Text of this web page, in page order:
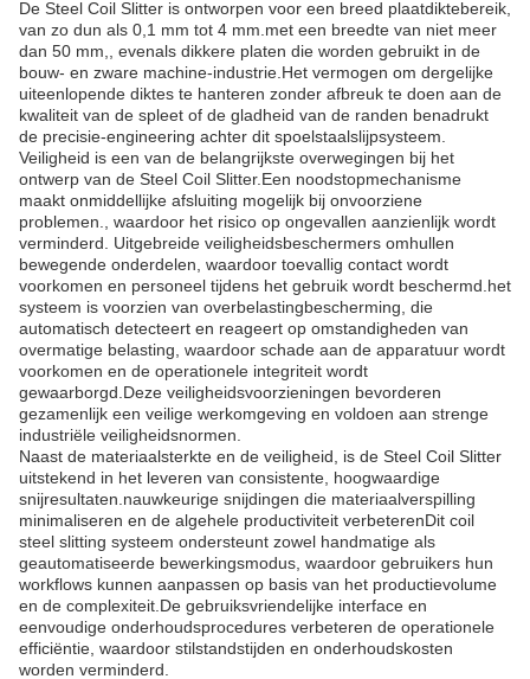
De Steel Coil Slitter is ontworpen voor een breed plaatdiktebereik,
van zo dun als 0,1 mm tot 4 mm.met een breedte van niet meer
dan 50 mm,, evenals dikkere platen die worden gebruikt in de
bouw- en zware machine-industrie.Het vermogen om dergelijke
uiteenlopende diktes te hanteren zonder afbreuk te doen aan de
kwaliteit van de spleet of de gladheid van de randen benadrukt
de precisie-engineering achter dit spoelstaalslijpsysteem.
Veiligheid is een van de belangrijkste overwegingen bij het
ontwerp van de Steel Coil Slitter.Een noodstopmechanisme
maakt onmiddellijke afsluiting mogelijk bij onvoorziene
problemen., waardoor het risico op ongevallen aanzienlijk wordt
verminderd. Uitgebreide veiligheidsbeschermers omhullen
bewegende onderdelen, waardoor toevallig contact wordt
voorkomen en personeel tijdens het gebruik wordt beschermd.het
systeem is voorzien van overbelastingbescherming, die
automatisch detecteert en reageert op omstandigheden van
overmatige belasting, waardoor schade aan de apparatuur wordt
voorkomen en de operationele integriteit wordt
gewaarborgd.Deze veiligheidsvoorzieningen bevorderen
gezamenlijk een veilige werkomgeving en voldoen aan strenge
industriële veiligheidsnormen.
Naast de materiaalsterkte en de veiligheid, is de Steel Coil Slitter
uitstekend in het leveren van consistente, hoogwaardige
snijresultaten.nauwkeurige snijdingen die materiaalverspilling
minimaliseren en de algehele productiviteit verbeterenDit coil
steel slitting systeem ondersteunt zowel handmatige als
geautomatiseerde bewerkingsmodus, waardoor gebruikers hun
workflows kunnen aanpassen op basis van het productievolume
en de complexiteit.De gebruiksvriendelijke interface en
eenvoudige onderhoudsprocedures verbeteren de operationele
efficiëntie, waardoor stilstandstijden en onderhoudskosten
worden verminderd.